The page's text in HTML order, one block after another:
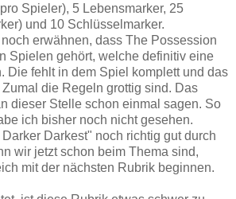
Spieler), 5 Lebensmarker, 25
und 10 Schlüsselmarker.
erwähnen, dass The Possession
Spielen gehört, welche definitiv eine
Die fehlt in dem Spiel komplett und das
die Regeln grottig sind. Das
dieser Stelle schon einmal sagen. So
ich bisher noch nicht gesehen.
Darkest" noch richtig gut durch
wir jetzt schon beim Thema sind,
mit der nächsten Rubrik beginnen.